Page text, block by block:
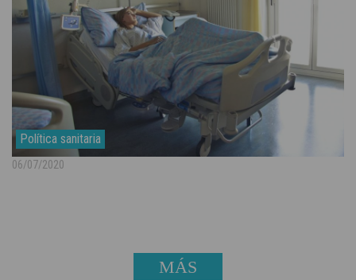
Política sanitaria
06/07/2020
MÁS